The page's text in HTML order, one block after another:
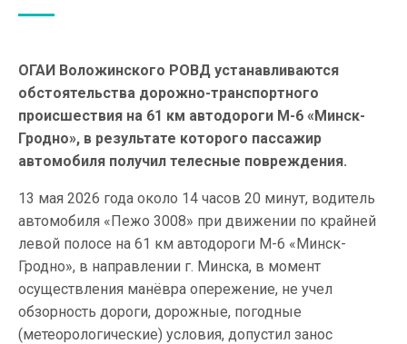
ОГАИ Воложинского РОВД устанавливаются
обстоятельства дорожно-транспортного
происшествия на 61 км автодороги М-6 «Минск-
Гродно», в результате которого пассажир
автомобиля получил телесные повреждения.
13 мая 2026 года около 14 часов 20 минут, водитель
автомобиля «Пежо 3008» при движении по крайней
левой полосе на 61 км автодороги М-6 «Минск-
Гродно», в направлении г. Минска, в момент
осуществления манёвра опережение, не учел
обзорность дороги, дорожные, погодные
(метеорологические) условия, допустил занос